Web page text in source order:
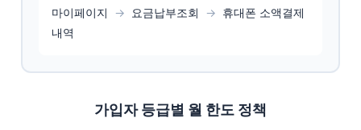
마이페이지 → 요금납부조회 → 휴대폰 소액결제
내역
가입자 등급별 월 한도 정책